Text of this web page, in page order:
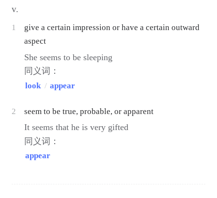
v.
1
give a certain impression or have a certain outward
aspect
She seems to be sleeping
同义词：
look/ appear
2 seem to be true, probable, or apparent
It seems that he is very gifted
同义词：
appear